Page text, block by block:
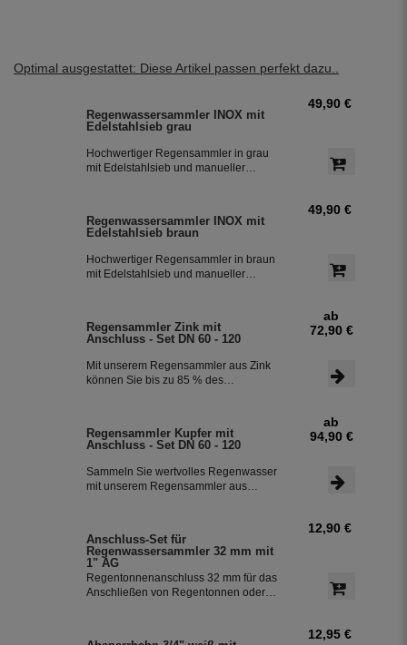
Optimal ausgestattet: Diese Artikel passen perfekt dazu..
Regenwassersammler INOX mit
Edelstahlsieb grau
Hochwertiger Regensammler in grau
mit Edelstahlsieb und manueller
leitet zuverlässig sauberes
Regenwasser in ihre Regentonne.
Dieser Fallrohrfilter ist bereits 1000-
fach im Einsatz und wird in die ganze
49,90 €
Regenwassersammler INOX mit
Edelstahlsieb braun
Hochwertiger Regensammler in braun
mit Edelstahlsieb und manueller
leitet zuverlässig sauberes
Regenwasser in ihre Regentonne.
Dieser Fallrohrfilter ist bereits 1000-
fach im Einsatz und wird in die ganze
49,90 €
Regensammler Zink mit
Anschluss - Set DN 60 - 120
Mit unserem Regensammler aus Zink
können Sie bis zu 85 % des
lässt sich durch das Schiebeteil einfach
ein- und ausbauen. Der flexible
Schlauchanschluss mit einer Länge
von 350 mm macht die Installation
besonders einfach.
ab
72,90 €
Regensammler Kupfer mit
Anschluss - Set DN 60 - 120
Sammeln Sie wertvolles Regenwasser
mit unserem Regensammler aus
installieren. Damit können Sie bis zu
85 % des anfallenden Regenwassers
sammeln und in Ihre Regentonne
leiten.
ab
94,90 €
Anschluss-Set für
Regenwassersammler 32 mm mit
1" AG
Regentonnenanschluss 32 mm für das
Anschließen von Regentonnen oder
12,90 €
12,95 €